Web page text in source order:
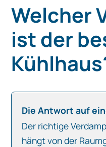
Welcher
ist der
Die Antwort auf
Der richtige
hängt von der